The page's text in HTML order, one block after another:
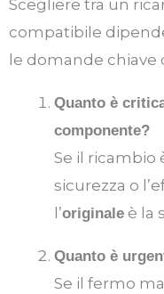
Scegliere tra un
compatibile
le domande chiave
Quanto è
componente?
Se il ricambio
sicurezza o
l’originale è la
Quanto è
Se il fermo